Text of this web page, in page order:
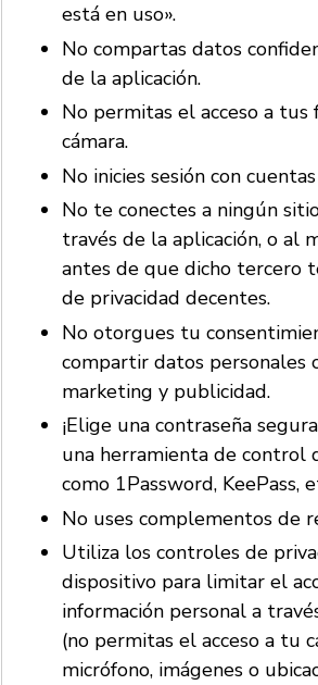
está en uso».
No compartas datos
de la aplicación.
No permitas el acceso a tus
cámara.
No inicies sesión con
No te conectes a ningún
través de la aplicación, o al
antes de que dicho tercero
de privacidad decentes.
No otorgues tu
compartir datos personales
marketing y publicidad.
¡Elige una contraseña
una herramienta de control
como 1Password, KeePass,
No uses complementos de
Utiliza los controles de
dispositivo para limitar el
información personal a
(no permitas el acceso a tu
micrófono, imágenes o